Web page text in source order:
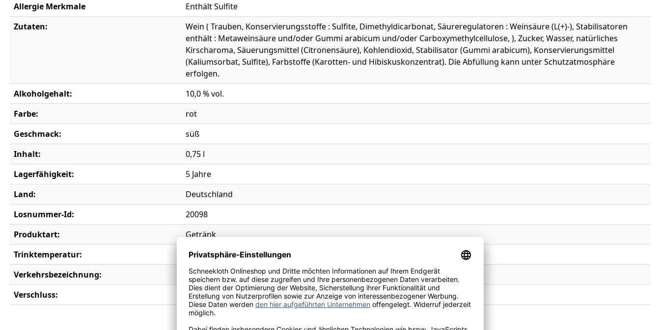
Allergie Merkmale
Enthält Sulfite
Zutaten:
Wein ( Trauben, Konservierungsstoffe : Sulfite, Dimethyldicarbonat, Säureregulatoren : Weinsäure (L(+)-), Stabilisatoren
enthält : Metaweinsäure und/oder Gummi arabicum und/oder Carboxymethylcellulose, ), Zucker, Wasser, natürliches
Kirscharoma, Säuerungsmittel (Citronensäure), Kohlendioxid, Stabilisator (Gummi arabicum), Konservierungsmittel
(Kaliumsorbat, Sulfite), Farbstoffe (Karotten- und Hibiskuskonzentrat). Die Abfüllung kann unter Schutzatmosphäre
erfolgen.
Alkoholgehalt:
10,0 % vol.
Farbe:
rot
Geschmack:
süß
Inhalt:
0,75 l
Lagerfähigkeit:
5 Jahre
Land:
Deutschland
Losnummer-Id:
20098
Produktart:
Getränk
Trinktemperatur:
12-14°C
Verkehrsbezeichnung:
Aromatisiertes weinhaltiges Getränk mit Kirscharoma, Rosso Nobile Cherry
Verschluss:
Drehverschluss